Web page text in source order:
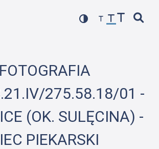
FOTOGRAFIA
275.58.18/01 -
(OK. SULĘCINA) -
PIEKARSKI